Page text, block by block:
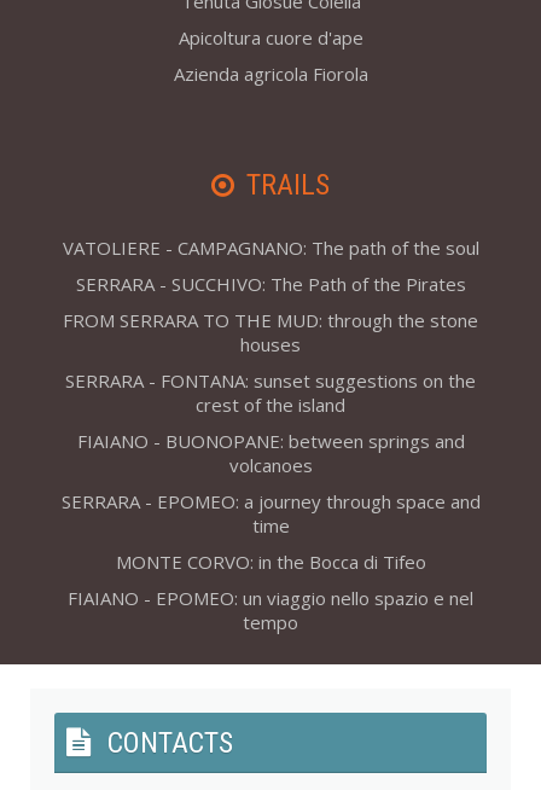
Apicoltura cuore d'ape
Azienda agricola Fiorola
TRAILS
VATOLIERE - CAMPAGNANO: The path of the soul
SERRARA - SUCCHIVO: The Path of the Pirates
FROM SERRARA TO THE MUD: through the stone
houses
SERRARA - FONTANA: sunset suggestions on the
crest of the island
FIAIANO - BUONOPANE: between springs and
volcanoes
SERRARA - EPOMEO: a journey through space and
time
MONTE CORVO: in the Bocca di Tifeo
FIAIANO - EPOMEO: un viaggio nello spazio e nel
tempo
CONTACTS